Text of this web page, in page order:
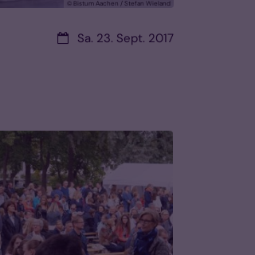
© Bistum Aachen / Stefan Wieland
Datum:Sa. 23. Sept. 2017